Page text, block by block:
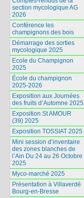
section mycologique AG
2026
Conférence les
champignons des bois
Démarrage des sorties
mycologique 2025
Ecole du Champignon
2025
École du champignon
2025-2026
Exposition aux Journées
des fruits d’Automne 2025
Exposition St AMOUR
(39) 2025
Exposition TOSSIAT 2025
Mini session d’inventaire
des zones blanches de
l’Ain Du 24 au 26 Octobre
2025
Myco-marché 2025
Présentation à Villaverdé
Bourg-en-Bresse